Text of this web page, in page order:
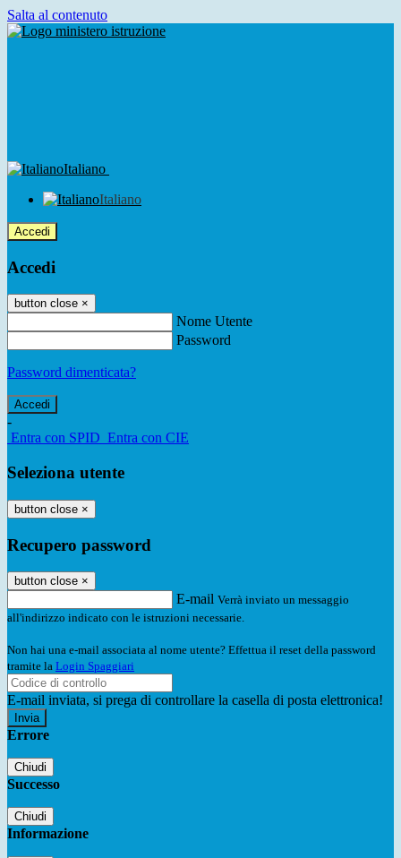
Salta al contenuto
Italiano
Italiano
Accedi
Accedi
button close ×
Nome Utente
Password
Password dimenticata?
-
Entra con SPID Entra con CIE
Seleziona utente
button close ×
Recupero password
button close ×
E-mail Verrà inviato un messaggio
all'indirizzo indicato con le istruzioni necessarie.
Non hai una e-mail associata al nome utente? Effettua il reset della password
tramite la Login Spaggiari
E-mail inviata, si prega di controllare la casella di posta elettronica!
Errore
Chiudi
Successo
Chiudi
Informazione